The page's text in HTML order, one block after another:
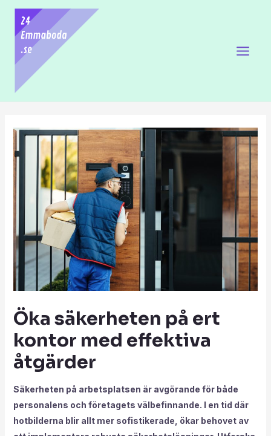
Öka säkerheten på ert
kontor med effektiva
åtgärder
Säkerheten på arbetsplatsen är avgörande för både
personalens och företagets välbefinnande. I en tid där
hotbilderna blir allt mer sofistikerade, ökar behovet av